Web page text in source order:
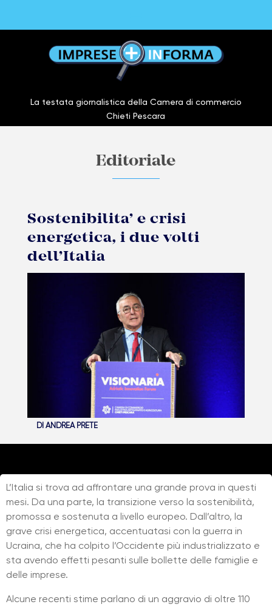
La testata giornalistica della Camera di commercio
Chieti Pescara
Editoriale
Sostenibilita’ e crisi
energetica, i due volti
dell’Italia
DI ANDREA PRETE
L’Italia si trova ad affrontare una grande prova in questi
mesi. Da una parte, la transizione verso la sostenibilità,
promossa e sostenuta a livello europeo. Dall’altro, la
grave crisi energetica, accentuatasi con la guerra in
Ucraina, che ha colpito l’Occidente più industrializzato e
sta avendo effetti pesanti sulle bollette delle famiglie e
delle imprese.
Alcune recenti stime parlano di un aggravio di oltre 110